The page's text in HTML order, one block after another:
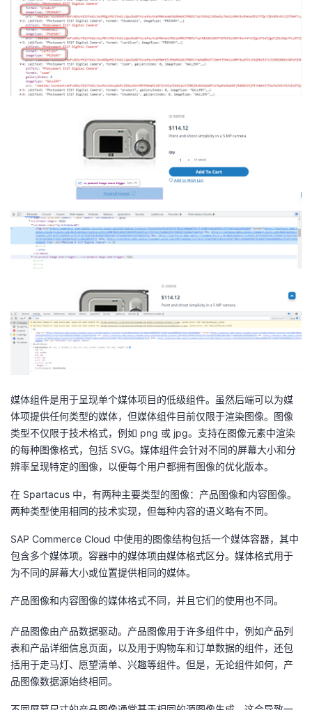
课
程
的
认
证
我
的
实
我
的
术
支
持
云
声
建
媒体组件是用于呈现单个媒体项目的低级组件。虽然后端可以为媒
体项提供任何类型的媒体，但媒体组件目前仅限于渲染图像。图像
类型不仅限于技术格式，例如 png 或 jpg。支持在图像元素中渲染
的每种图像格式，包括 SVG。媒体组件会针对不同的屏幕大小和分
辨率呈现特定的图像，以便每个用户都拥有图像的优化版本。
在 Spartacus 中，有两种主要类型的图像：产品图像和内容图像。
两种类型使用相同的技术实现，但每种内容的语义略有不同。
SAP Commerce Cloud 中使用的图像结构包括一个媒体容器，其中
包含多个媒体项。容器中的媒体项由媒体格式区分。媒体格式用于
为不同的屏幕大小或位置提供相同的媒体。
产品图像和内容图像的媒体格式不同，并且它们的使用也不同。
产品图像由产品数据驱动。产品图像用于许多组件中，例如产品列
表和产品详细信息页面，以及用于购物车和订单数据的组件，还包
括用于走马灯、愿望清单、兴趣等组件。但是，无论组件如何，产
品图像数据源始终相同。